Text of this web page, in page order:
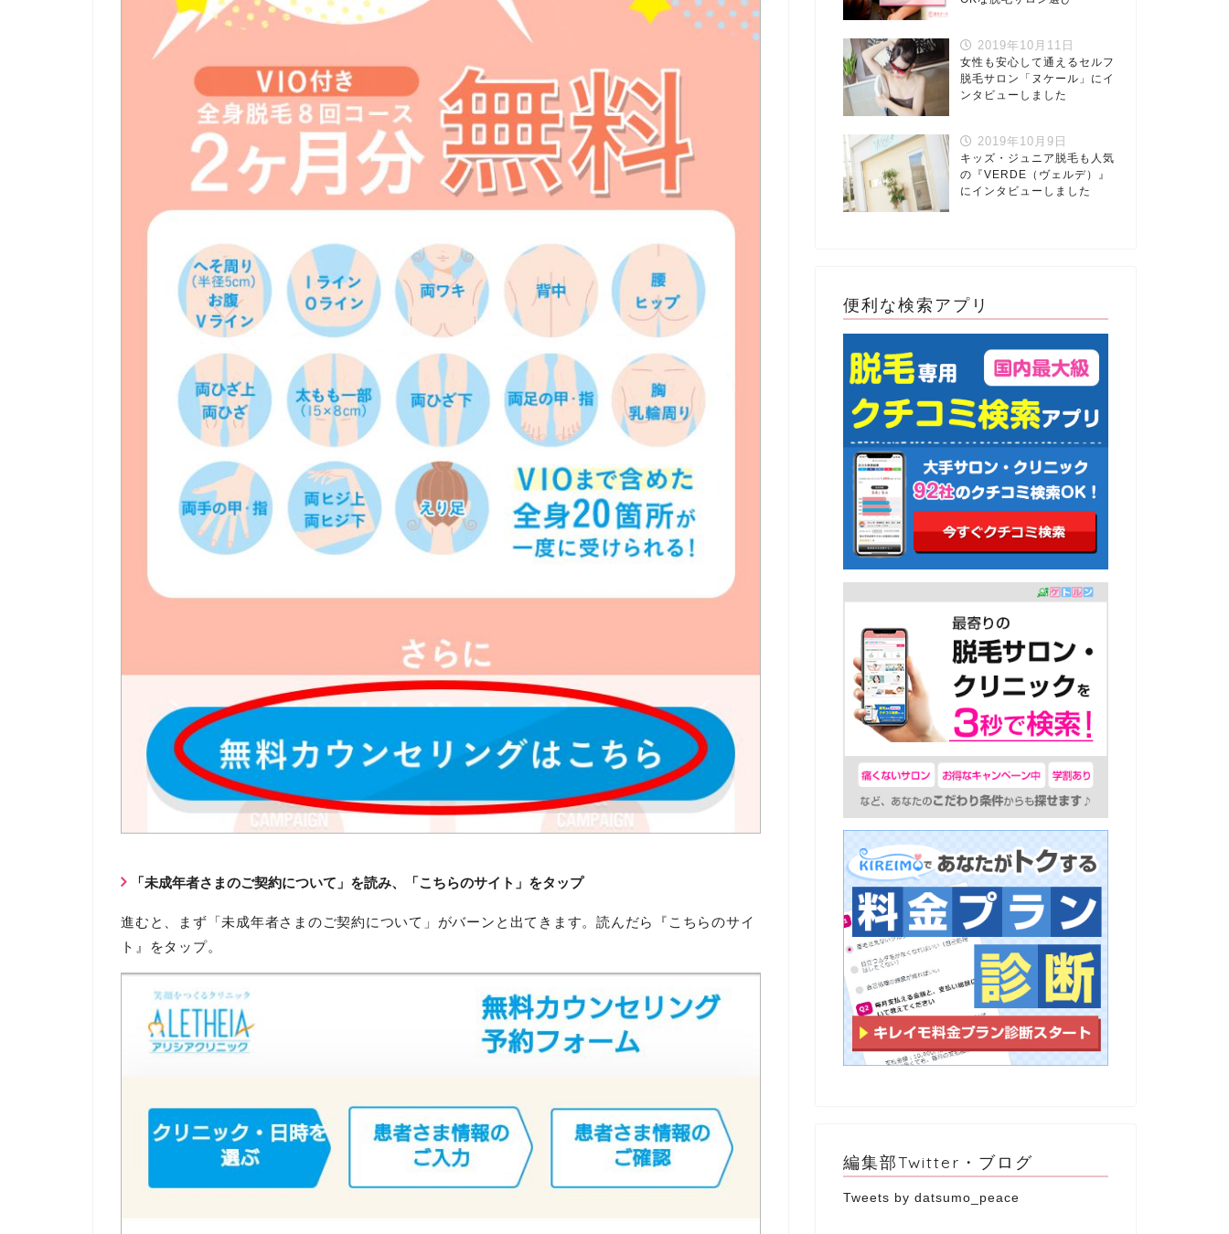
「未成年者さまのご契約について」を読み、「こちらのサイト」をタップ
進むと、まず「未成年者さまのご契約について」がバーンと出てきます。読んだら『こちらのサイ
ト』をタップ。
2019年10月11日
女性も安心して通えるセルフ
脱毛サロン「ヌケール」にイ
ンタビューしました
2019年10月9日
キッズ・ジュニア脱毛も人気
の『VERDE（ヴェルデ）』
にインタビューしました
便利な検索アプリ
編集部Twitter・ブログ
Tweets by datsumo_peace